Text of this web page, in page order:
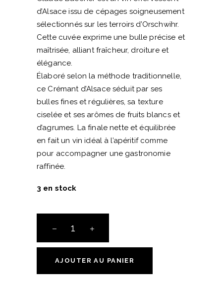
d’Alsace issu de cépages soigneusement
sélectionnés sur les terroirs d’Orschwihr.
Cette cuvée exprime une bulle précise et
maîtrisée, alliant fraîcheur, droiture et
élégance.
Élaboré selon la méthode traditionnelle,
ce Crémant d’Alsace séduit par ses
bulles fines et régulières, sa texture
ciselée et ses arômes de fruits blancs et
d’agrumes. La finale nette et équilibrée
en fait un vin idéal à l’apéritif comme
pour accompagner une gastronomie
raffinée.
3 en stock
d'Alsace
-
AJOUTER AU PANIER